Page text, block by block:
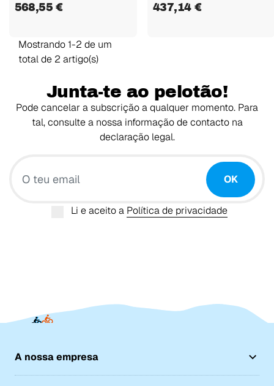
568,55 € 437,14 €
Mostrando 1-2 de um
total de 2 artigo(s)
Junta-te ao pelotão!
Pode cancelar a subscrição a qualquer momento. Para
tal, consulte a nossa informação de contacto na
declaração legal.
OK
Li e aceito a Política de privacidade
A nossa empresa